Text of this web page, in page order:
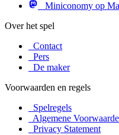
Miniconomy op
Over het spel
Contact
Pers
De maker
Voorwaarden en regels
Spelregels
Algemene
Privacy Statement